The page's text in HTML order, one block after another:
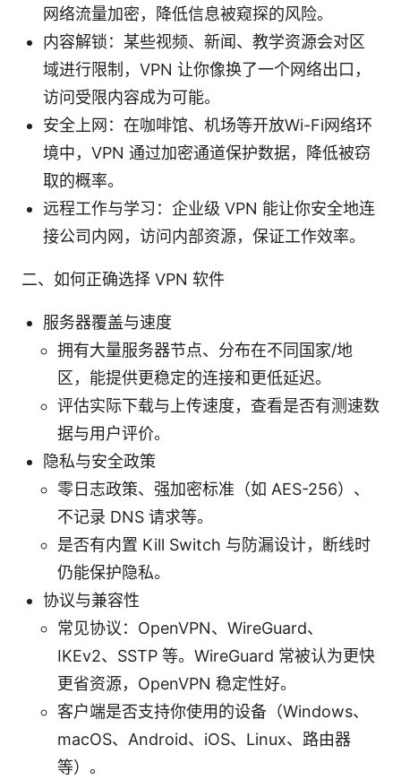
网络流量加密，降低信息被窥探的风险。
内容解锁：某些视频、新闻、教学资源会对区
域进行限制，VPN 让你像换了一个网络出口，
访问受限内容成为可能。
安全上网：在咖啡馆、机场等开放Wi-Fi网络环
境中，VPN 通过加密通道保护数据，降低被窃
取的概率。
远程工作与学习：企业级 VPN 能让你安全地连
接公司内网，访问内部资源，保证工作效率。
二、如何正确选择 VPN 软件
服务器覆盖与速度
拥有大量服务器节点、分布在不同国家/地
区，能提供更稳定的连接和更低延迟。
评估实际下载与上传速度，查看是否有测速数
据与用户评价。
隐私与安全政策
零日志政策、强加密标准（如 AES-256）、
不记录 DNS 请求等。
是否有内置 Kill Switch 与防漏设计，断线时
仍能保护隐私。
协议与兼容性
常见协议：OpenVPN、WireGuard、
IKEv2、SSTP 等。WireGuard 常被认为更快
更省资源，OpenVPN 稳定性好。
客户端是否支持你使用的设备（Windows、
macOS、Android、iOS、Linux、路由器
等）。